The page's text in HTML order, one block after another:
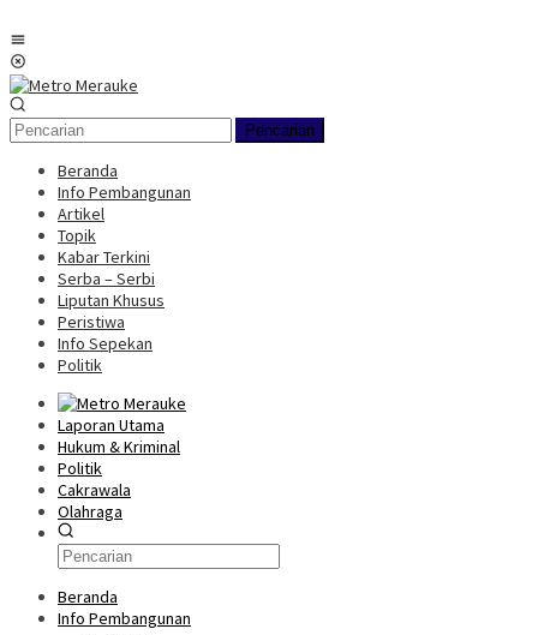
ke
konten
Pencarian
Beranda
Info Pembangunan
Artikel
Topik
Kabar Terkini
Serba – Serbi
Liputan Khusus
Peristiwa
Info Sepekan
Politik
Laporan Utama
Hukum & Kriminal
Politik
Cakrawala
Olahraga
Beranda
Info Pembangunan